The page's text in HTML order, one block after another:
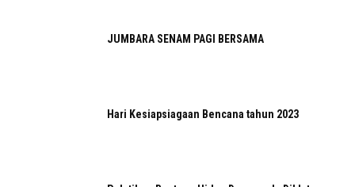
JUMBARA SENAM PAGI BERSAMA
Hari Kesiapsiagaan Bencana tahun 2023